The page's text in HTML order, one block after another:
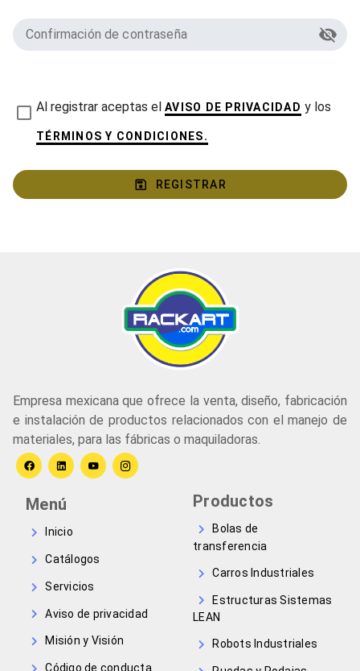
Confirmación de contraseña
Al registrar aceptas elAVISO DE PRIVACIDAD y los
TÉRMINOS Y CONDICIONES.
REGISTRAR
Empresa mexicana que ofrece la venta, diseño, fabricación
e instalación de productos relacionados con el manejo de
materiales, para las fábricas o maquiladoras.
Menú
Inicio
Catálogos
Servicios
Aviso de privacidad
Misión y Visión
Código de conducta
Productos
Bolas de
transferencia
Carros Industriales
Estructuras Sistemas
LEAN
Robots Industriales